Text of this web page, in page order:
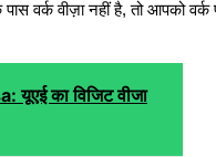
वर्क वीज़ा नहीं है, तो आपको
का विजिट वीजा